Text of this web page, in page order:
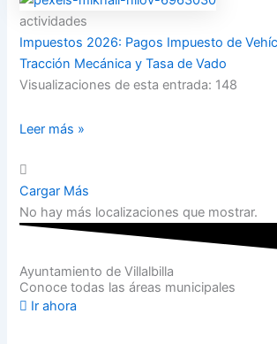
actividades
Impuestos 2026: Pagos Impuesto de
Tracción Mecánica y Tasa de Vado
Visualizaciones de esta entrada: 148
Leer más »
Cargar Más
No hay más localizaciones que mostrar.
Ayuntamiento de Villalbilla
Conoce todas las áreas municipales
Ir ahora